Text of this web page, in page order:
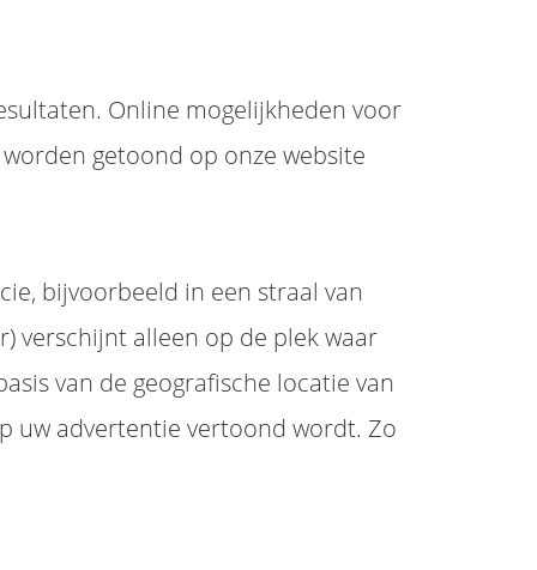
Online mogelijkheden voor
getoond op onze website
bijvoorbeeld in een straal van
verschijnt alleen op de plek waar
van de geografische locatie van
uw advertentie vertoond wordt. Zo